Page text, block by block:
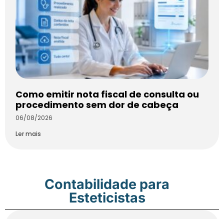
Como emitir nota fiscal de consulta ou
procedimento sem dor de cabeça
06/08/2026
Ler mais
Contabilidade para
Esteticistas